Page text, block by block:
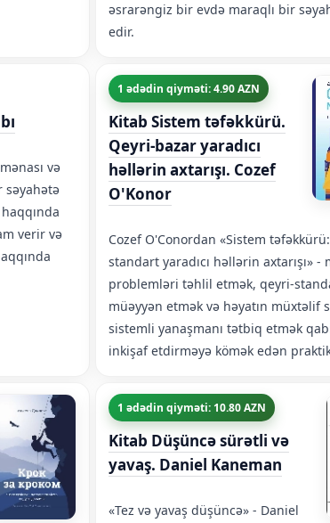
əsrarəngiz bir evdə maraqlı bir
edir.
və
səyahətə
verir və
1 ədədin qiyməti: 4.90 AZN
Kitab Sistem təfəkkürü.
Qeyri-bazar yaradıcı
həllərin axtarışı. Cozef
O'Konor
Cozef O'Conordan «Sistem
standart yaradıcı həllərin axtarışı» -
problemləri təhlil etmək, qeyri-
müəyyən etmək və həyatın müxtəlif
sistemli yanaşmanı tətbiq etmək
inkişaf etdirməyə kömək edən
1 ədədin qiyməti: 10.80 AZN
Kitab Düşüncə sürətli və
yavaş. Daniel Kaneman
«Tez və yavaş düşüncə» - Daniel